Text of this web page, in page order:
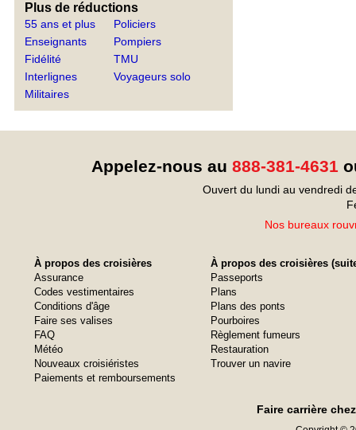
Plus de réductions
55 ans et plus
Enseignants
Fidélité
Interlignes
Militaires
Policiers
Pompiers
TMU
Voyageurs solo
Appelez-nous au 888-381-4631
Ouvert du lundi au vendredi
Nos bureaux
À propos des croisières
Assurance
Codes vestimentaires
Conditions d'âge
Faire ses valises
FAQ
Météo
Nouveaux croisiéristes
Paiements et remboursements
À propos des croisières
Passeports
Plans
Plans des ponts
Pourboires
Règlement fumeurs
Restauration
Trouver un navire
Faire carrière